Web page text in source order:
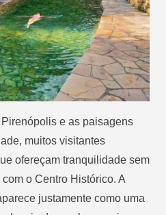
e as paisagens
muitos visitantes
ofereçam tranquilidade sem
o Centro Histórico. A
justamente como uma